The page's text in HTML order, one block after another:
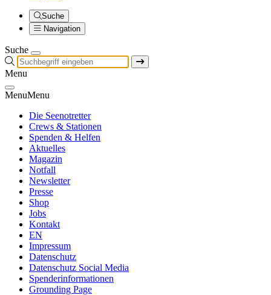
Suche
Navigation
Suche
Menu
MenuMenu
Die Seenotretter
Crews & Stationen
Spenden & Helfen
Aktuelles
Magazin
Notfall
Newsletter
Presse
Shop
Jobs
Kontakt
EN
Impressum
Datenschutz
Datenschutz Social Media
Spenderinformationen
Grounding Page